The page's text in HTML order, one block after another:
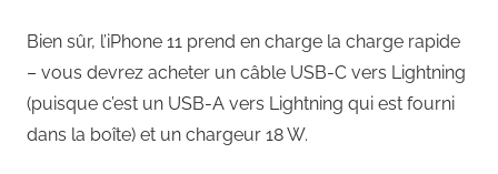
Bien sûr, l’iPhone 11 prend en charge la charge rapide
– vous devrez acheter un câble USB-C vers Lightning
(puisque c’est un USB-A vers Lightning qui est fourni
dans la boîte) et un chargeur 18 W.